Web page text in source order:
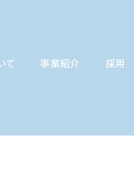
て 事業紹介 採用